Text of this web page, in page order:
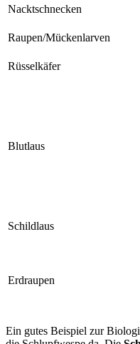
Nacktschnecken
Raupen/Mückenlarven
Rüsselkäfer
Blutlaus
Schildlaus
Erdraupen
Ein gutes Beispiel zur